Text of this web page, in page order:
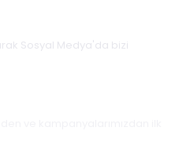
Sosyal Medya'da bizi